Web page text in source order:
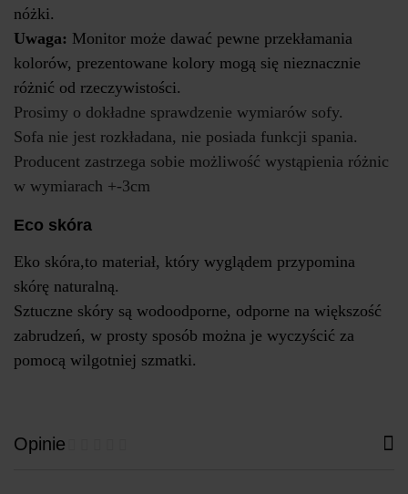
nóżki.
Uwaga: Monitor może dawać pewne przekłamania
kolorów, prezentowane kolory mogą się nieznacznie
różnić od rzeczywistości.
Prosimy o dokładne sprawdzenie wymiarów sofy.
Sofa nie jest rozkładana, nie posiada funkcji spania.
Producent zastrzega sobie możliwość wystąpienia różnic
w wymiarach +-3cm
Eco skóra
Eko skóra,to materiał, który wyglądem przypomina
skórę naturalną.
Sztuczne skóry są wodoodporne, odporne na większość
zabrudzeń, w prosty sposób można je wyczyścić za
pomocą wilgotniej szmatki.
Opinie